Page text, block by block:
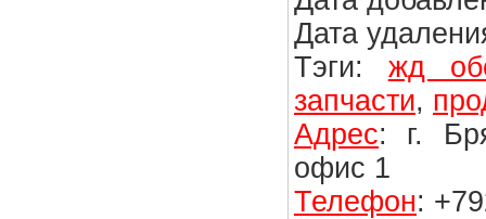
Дата
Тэги: жд
запчасти,
Адрес: г.
офис 1
Телефон: